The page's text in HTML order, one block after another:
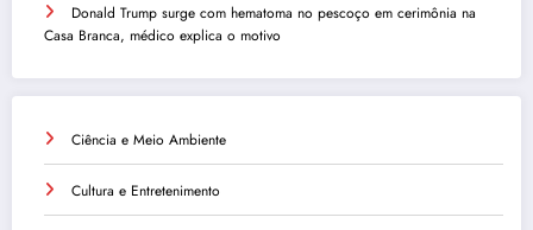
Donald Trump surge com hematoma no pescoço em cerimônia na
Casa Branca, médico explica o motivo
Ciência e Meio Ambiente
Cultura e Entretenimento